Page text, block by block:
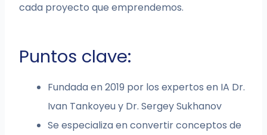
cada proyecto que emprendemos.
Puntos clave:
Fundada en 2019 por los expertos en IA Dr.
Ivan Tankoyeu y Dr. Sergey Sukhanov
Se especializa en convertir conceptos de